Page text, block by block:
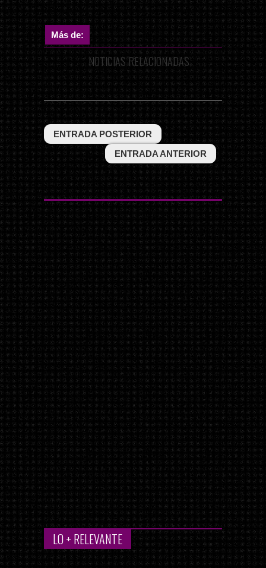
Más de:
NOTICIAS RELACIONADAS
ENTRADA POSTERIOR
ENTRADA ANTERIOR
LO + RELEVANTE